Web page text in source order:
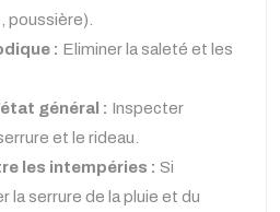
poussière).
: Eliminer la saleté et les
général : Inspecter
et le rideau.
les intempéries : Si
la serrure de la pluie et du